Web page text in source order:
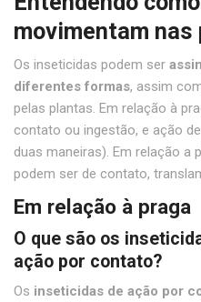
movimentam nas
Os inseticidas podem ser
diferentes formas, assim
pelas plantas. Em relação à
contato ou ingestão, e ação
duas maneiras). Em relação a
podem ser de contato,
Em relação à praga
O que são os
ação por contato?
Os inseticidas de ação por